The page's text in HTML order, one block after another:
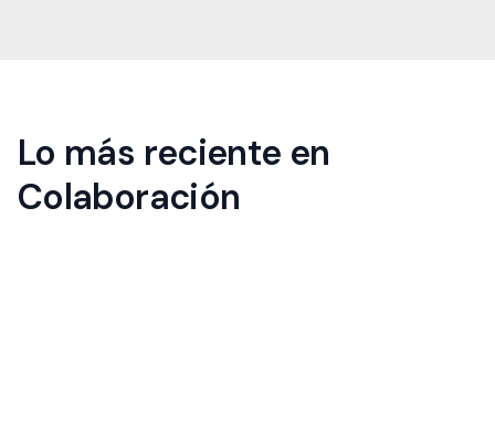
Lo más reciente en
Colaboración